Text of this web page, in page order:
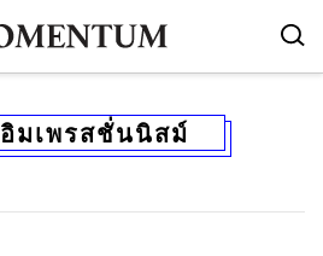
อิมเพรสชั่นนิสม์